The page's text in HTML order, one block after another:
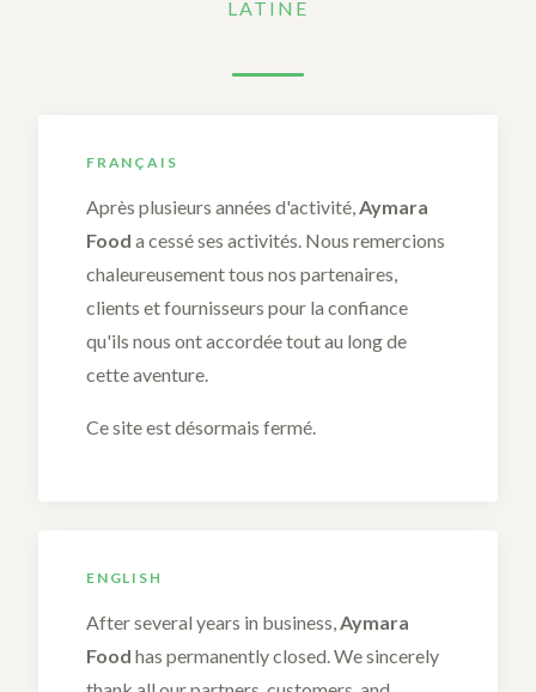
LATINE
FRANÇAIS
Après plusieurs années d'activité,Aymara
Food a cessé ses activités. Nous remercions
chaleureusement tous nos partenaires,
clients et fournisseurs pour la confiance
qu'ils nous ont accordée tout au long de
cette aventure.
Ce site est désormais fermé.
ENGLISH
After several years in business,Aymara
Food has permanently closed. We sincerely